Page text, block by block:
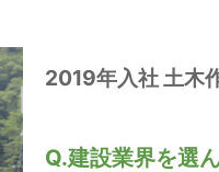
2019年入社 土木
Q.建設業界を選